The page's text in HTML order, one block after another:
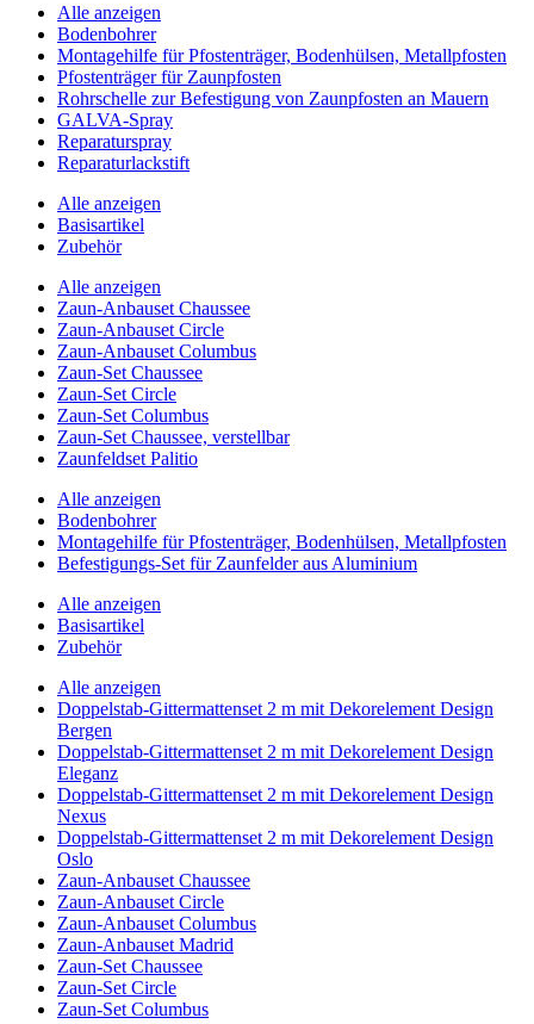
Alle anzeigen
Bodenbohrer
Montagehilfe für Pfostenträger, Bodenhülsen, Metallpfosten
Pfostenträger für Zaunpfosten
Rohrschelle zur Befestigung von Zaunpfosten an Mauern
GALVA-Spray
Reparaturspray
Reparaturlackstift
Alle anzeigen
Basisartikel
Zubehör
Alle anzeigen
Zaun-Anbauset Chaussee
Zaun-Anbauset Circle
Zaun-Anbauset Columbus
Zaun-Set Chaussee
Zaun-Set Circle
Zaun-Set Columbus
Zaun-Set Chaussee, verstellbar
Zaunfeldset Palitio
Alle anzeigen
Bodenbohrer
Montagehilfe für Pfostenträger, Bodenhülsen, Metallpfosten
Befestigungs-Set für Zaunfelder aus Aluminium
Alle anzeigen
Basisartikel
Zubehör
Alle anzeigen
Doppelstab-Gittermattenset 2 m mit Dekorelement Design
Bergen
Doppelstab-Gittermattenset 2 m mit Dekorelement Design
Eleganz
Doppelstab-Gittermattenset 2 m mit Dekorelement Design
Nexus
Doppelstab-Gittermattenset 2 m mit Dekorelement Design
Oslo
Zaun-Anbauset Chaussee
Zaun-Anbauset Circle
Zaun-Anbauset Columbus
Zaun-Anbauset Madrid
Zaun-Set Chaussee
Zaun-Set Circle
Zaun-Set Columbus